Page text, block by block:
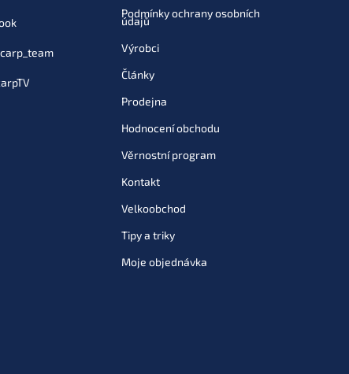
Podmínky ochrany osobních
údajů
Výrobci
Články
Prodejna
Hodnocení obchodu
Věrnostní program
Kontakt
Velkoobchod
Tipy a triky
Moje objednávka